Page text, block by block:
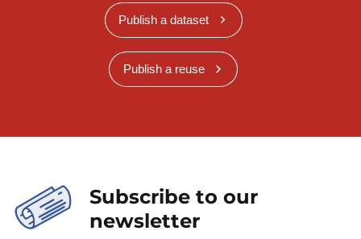
Publish a dataset
Publish a reuse
Subscribe to our
newsletter